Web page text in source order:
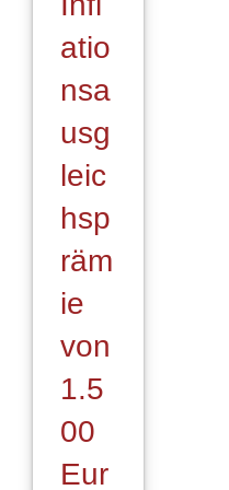
atio
nsa
usg
leic
hsp
räm
ie
von
1.5
00
Eur